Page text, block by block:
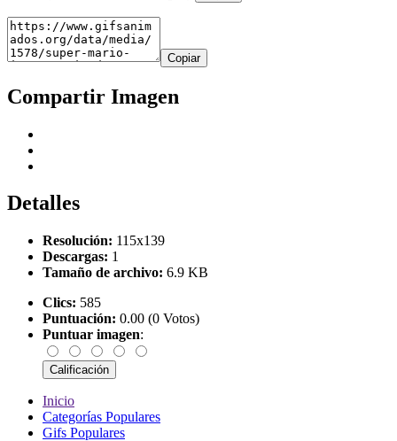
Copiar
Compartir Imagen
Detalles
Resolución: 115x139
Descargas: 1
Tamaño de archivo: 6.9 KB
Clics: 585
Puntuación: 0.00 (0 Votos)
Puntuar imagen:
Inicio
Categorías Populares
Gifs Populares